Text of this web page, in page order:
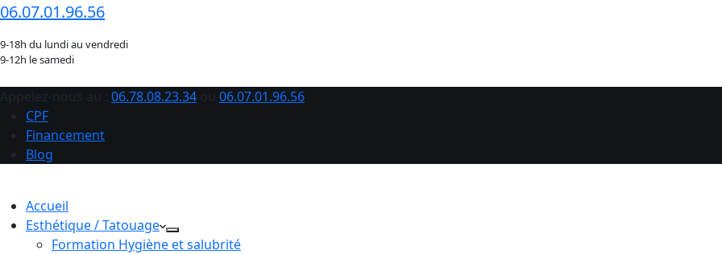
06.07.01.96.56
9-18h du lundi au vendredi
9-12h le samedi
06.78.08.23.34
06.07.01.96.56
CPF
Financement
Blog
Accueil
Esthétique / Tatouage
Formation Hygiène et salubrité